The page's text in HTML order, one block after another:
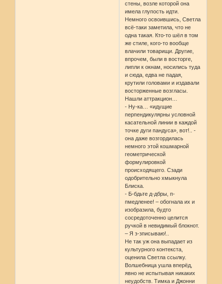
стены, возле которой она
имела глупость идти.
Немного освоившись, Светла
всё-таки заметила, что не
одна такая. Кто-то шёл в том
же стиле, кого-то вообще
влачили товарищи. Другие,
впрочем, были в восторге,
липли к окнам, носились туда
и сюда, едва не падая,
крутили головами и издавали
восторженные возгласы.
Нашли аттракцион…
- Ну-ка… «идущие
перпендикулярны условной
касательной линии в каждой
точке дуги пандуса», вот!.. -
она даже возгордилась
немного этой кошмарной
геометрической
формулировкой
происходящего. Сзади
одобрительно хмыкнула
Блиска.
- Б-бдьте д-дбры, п-
пмедленее! – обогнала их и
изобразила, будто
сосредоточенно целится
ручкой в невидимый блокнот.
– Я з-зписываю!..
Не так уж она выпадает из
культурного контекста,
оценила Светла ссылку.
Волшебница ушла вперёд,
явно не испытывая никаких
неудобств. Тимка и Джонни